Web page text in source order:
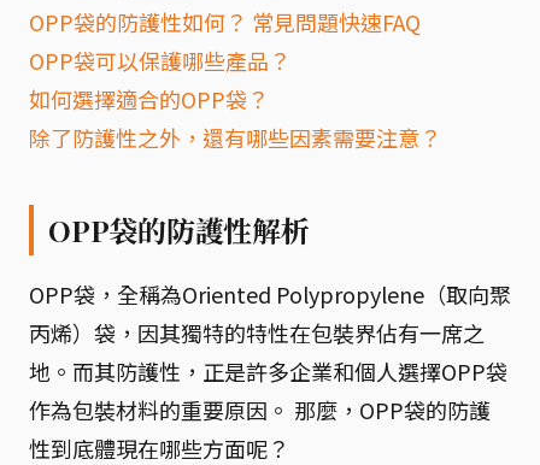
OPP袋的防護性如何？ 常見問題快速FAQ
OPP袋可以保護哪些產品？
如何選擇適合的OPP袋？
除了防護性之外，還有哪些因素需要注意？
OPP袋的防護性解析
OPP袋，全稱為Oriented Polypropylene（取向聚
丙烯）袋，因其獨特的特性在包裝界佔有一席之
地。而其防護性，正是許多企業和個人選擇OPP袋
作為包裝材料的重要原因。 那麼，OPP袋的防護
性到底體現在哪些方面呢？